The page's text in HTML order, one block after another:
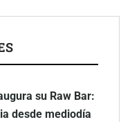
su Raw Bar:
desde mediodía